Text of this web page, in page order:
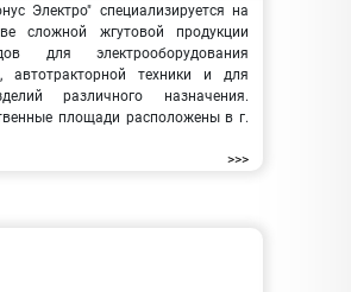
Электро" специализируется на
сложной жгутовой продукции
для электрооборудования
автотракторной техники и для
различного назначения.
площади расположены в г.
>>>